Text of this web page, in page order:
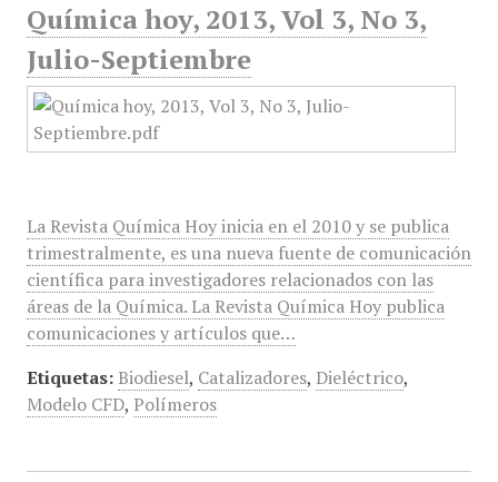
Química hoy, 2013, Vol 3, No 3,
Julio-Septiembre
La Revista Química Hoy inicia en el 2010 y se publica
trimestralmente, es una nueva fuente de comunicación
científica para investigadores relacionados con las
áreas de la Química. La Revista Química Hoy publica
comunicaciones y artículos que…
Etiquetas: Biodiesel, Catalizadores, Dieléctrico,
Modelo CFD, Polímeros